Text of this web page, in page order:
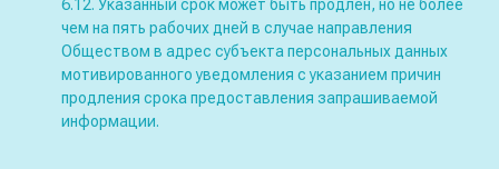
6.12. Указанный срок может быть продлен, но не более
чем на пять рабочих дней в случае направления
Обществом в адрес субъекта персональных данных
мотивированного уведомления с указанием причин
продления срока предоставления запрашиваемой
информации.